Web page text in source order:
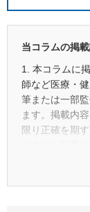
当コラムの掲
1. 本コラムに
師など医療・
筆または一部
ます。掲載内
限り正確を期
り、正確性や
化等により予